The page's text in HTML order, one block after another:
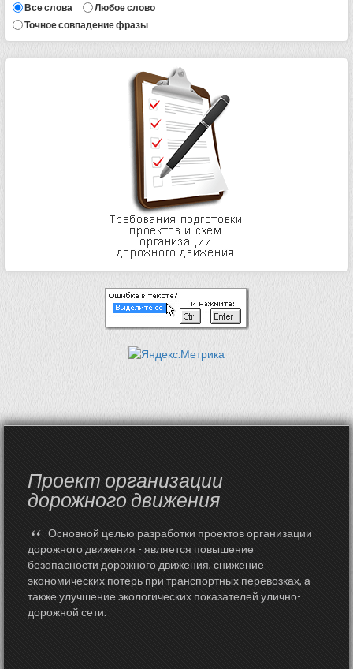
Все слова
Любое слово
Точное совпадение фразы
Проект организации
дорожного движения
“ Основной целью разработки проектов организации
дорожного движения - является повышение
безопасности дорожного движения, снижение
экономических потерь при транспортных перевозках, а
также улучшение экологических показателей улично-
дорожной сети.